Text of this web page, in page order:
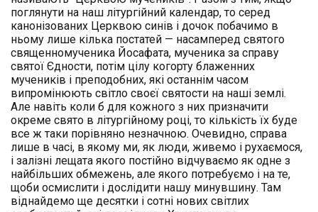
поглянути на наш літургійний календар, то серед
канонізованих Церквою синів і дочок побачимо в
ньому лише кілька постатей — насамперед святого
священномученика Йосафата, мученика за справу
святої Єдности, потім цілу когорту блаженних
мучеників і преподобних, які останнім часом
випромінюють світло своєї святости на наші землі.
Але навіть коли б для кожного з них призначити
окреме свято в літургійному році, то кількість їх буде
все ж таки порівняно незначною. Очевидно, справа
лише в часі, в якому ми, як люди, живемо і рухаємося,
і залізні лещата якого постійно відчуваємо як одне з
найбільших обмежень, але якого потребуємо і на те,
щоби осмислити і дослідити нашу минувшину. Там
віднайдемо ще десятки і сотні нових світлих